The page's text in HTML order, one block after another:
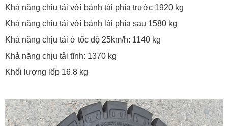
Khả năng chịu tải với bánh tải phía trước 1920 kg
Khả năng chịu tải với bánh lái phía sau 1580 kg
Khả năng chịu tải ở tốc độ 25km/h: 1140 kg
Khả năng chịu tải tĩnh: 1370 kg
Khối lượng lốp 16.8 kg